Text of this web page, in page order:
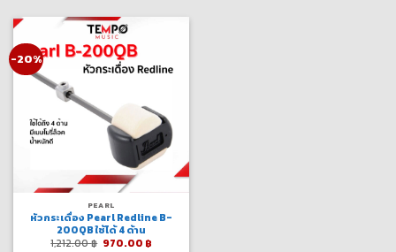
-20%
PEARL
หัวกระเดื่อง Pearl Redline B-
200QB ใช้ได้ 4 ด้าน
1,212.00฿ Original
970.00 ฿Current